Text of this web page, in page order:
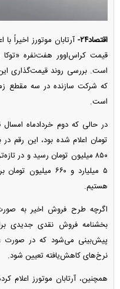
اقتصاد۲۴-
آرتابان موتورز اخیراً
قیمت کراس‌اوور هفت‌نفره
است. بررسی روند قیمت‌گذاری
که شرکت سازنده در سه مقطع
است.
۸۵۰ میلیون تومان رسید و در
۵ میلیارد و ۶۶۰
هستیم.
اگرچه طرح فروش اخیر به
بخشنامه فروش نقدی جدیدی
پیش‌بینی می‌شود که در صورت
نرخ‌های کاهش‌یافته تعیین شود.
همچنین، آرتابان موتورز اعلام